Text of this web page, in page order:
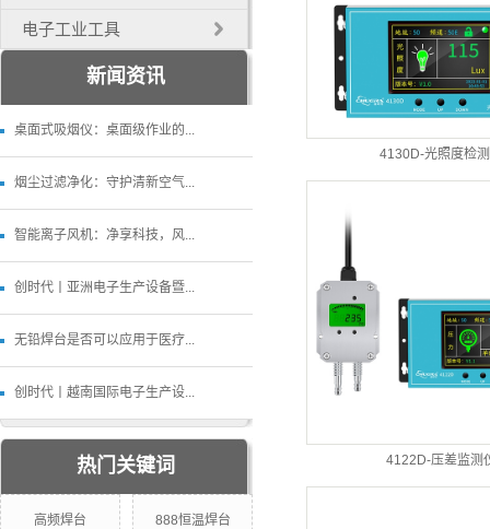
电子工业工具
新闻资讯
桌面式吸烟仪：桌面级作业的...
烟尘过滤净化：守护清新空气...
智能离子风机：净享科技，风...
创时代丨亚洲电子生产设备暨...
无铅焊台是否可以应用于医疗...
创时代丨越南国际电子生产设...
热门关键词
高频焊台 888恒温焊台
4130D-光照度检
4122D-压差监测